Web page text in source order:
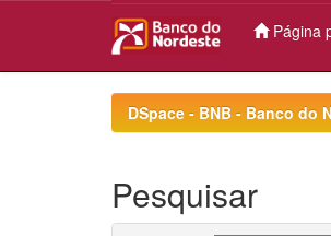
Página
DSpace - BNB - Banco do
Pesquisar